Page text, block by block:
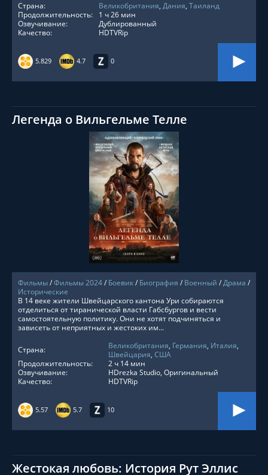
5.829 4.7 0
Страна:
Великобритания, Дания, Таиланд
Продолжительность:
1 ч 26 мин
Озвучивание:
Дублированный
Качество:
HDTVRip
Легенда о Вильгельме Телле
СМОТРЕТЬ ОНЛАЙН
Фильмы/Фильмы 2024/ Боевик/ Биография / Военный /Драма /
Исторические
5.57 5.7 10
В 14 веке жители Швейцарского кантона Ури собираются
отделиться от тиранической власти Габсбургов и вести
самостоятельную политику. Они не хотят подчиняться и
зависеть от неприятных и жестоких им...
Страна: Великобритания, Германия, Италия,
Швейцария, США
Продолжительность:
2 ч 14 мин
Озвучивание:
HDrezka Studio, Оригинальный
Качество:
HDTVRip
Жестокая любовь: История Рут Эллис